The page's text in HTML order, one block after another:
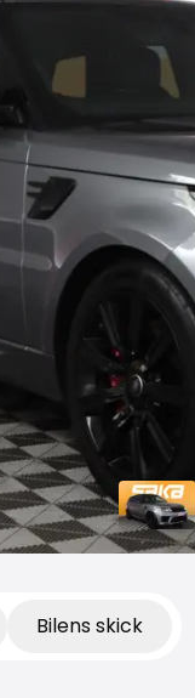
Bilens skick